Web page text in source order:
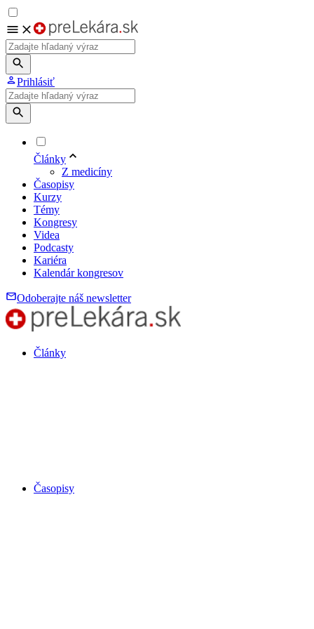
Prihlásiť
Články
Z medicíny
Časopisy
Kurzy
Témy
Kongresy
Videa
Podcasty
Kariéra
Kalendár kongresov
Odoberajte náš newsletter
Články
Časopisy